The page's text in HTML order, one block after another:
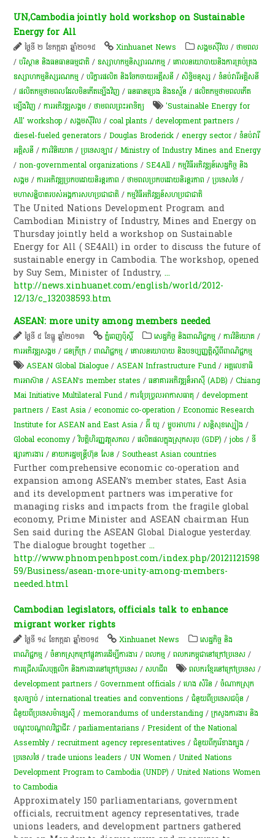
UN,Cambodia jointly hold workshop on Sustainable
Energy for All
ថ្ងៃទី ២ ខែកក្កដា ឆ្នាំ២០១៥ Xinhuanet News សង្គមស៊ីវិល /ថាមពល
/បរិស្ថាន និងធនធានធម្មជាតិ /ឧស្សាហកម្មនិស្សារណកម្ម /គោលនយោបាយនិងការគ្រប់គ្រង
ឧស្សាហកម្មនិស្សរណកម្ម /បរិក្ខារផលិត និងចែកចាយអគ្គីសនី /សិទ្ធិមនុស្ស /ទំនប់​វា​រី​អគ្គិសនី​
/ផលិតកម្មថាមពលដែលមិនកើតឡើងវិញ /ធនធានប្រេង និងឧស្ម័ន /ផលិតកម្មថាមពលកើត
ឡើងវិញ /ការ​អភិវឌ្ឍ​សង្គម /​ថាមពល​ព្រះអាទិត្យ​
'Sustainable Energy for
All' workshop /សង្គមស៊ីវិល /coal plants /development partners /
diesel-fueled generators /Douglas Broderick / energy sector/ទំនប់​វា​រី​
អគ្គិសនី​ /ការវិនិយោគ /ប្រទេសឡាវ /Ministry of Industry Mines and Energy
/non-governmental organizations /SE4All /កម្មវិធី​អភិវឌ្ឍន៍​សេដ្ឋកិច្ច​ និង​
សង្គម​ /ការ​អភិវឌ្ឍ​ប្រកប​ដោយ​និរន្តរភាព​ /ថាមពលប្រកបដោយនិរន្តរភាព /ប្រទេសថៃ /
មហាសន្និបាតរបស់អង្គការសហប្រជាជាតិ /កម្មវិធីអភិវឌ្ឍន៍សហប្រជាជាតិ
The United Nations Development Program and
Cambodian Ministry of Industry, Mines and Energy on
Thursday jointly held a workshop on Sustainable
Energy for All ( SE4All) in order to discuss the future of
sustainable energy in Cambodia. The workshop, opened
by Suy Sem, Minister of Industry,...
http://news.xinhuanet.com/english/world/2012-
12/13/c_132038593.htm
ASEAN: more unity among members needed
ថ្ងៃទី ៥ ខែធ្នូ ឆ្នាំ២០១៣ ភ្នំពេញប៉ុស្តិ៍ សេដ្ឋកិច្ច និងពាណិជ្ជកម្ម /ការវិនិយោគ /
ការ​អភិវឌ្ឍ​សង្គម /ជនក្រីក្រ /ពាណិជ្ជកម្ម /គោលនយោបាយ និងបទប្បញ្ញត្តិស្តីពីពាណិជ្ជកម្ម
ASEAN Global Dialogue /ASEAN Infrastructure Fund /អគ្គលេខាធិ
ការអាស៊ាន /ASEAN’s member states /ធនាគារអភិវឌ្ឍន៏អាស៊ី (ADB) /Chiang
Mai Initiative Multilateral Fund /ការប្រែប្រួលអាកាសធាតុ /development
partners /East Asia / economic co-operation /Economic Research
Institute for ASEAN and East Asia /អ៊ី យូ /ម្ហូបអាហារ /សន្តិសុខ​ស្បៀង /
Global economy /វិបត្តិហិរញ្ញវត្ថុសកល /ផលិតផលក្នុងស្រុកសរុប (GDP) /jobs /ទី
ផ្សារ​ការងារ /នាយករដ្ឋមន្ត្រីហ៊ុន សែន /Southeast Asian countries
Further comprehensive economic co-operation and
expansion among ASEAN’s member states, East Asia
and its development partners was imperative for
managing risks and impacts from the fragile global
economy, Prime Minister and ASEAN chairman Hun
Sen said during the ASEAN Global Dialogue yesterday.
The dialogue brought together...
http://www.phnompenhpost.com/index.php/20121121598
59/Business/asean-more-unity-among-members-
needed.html
Cambodian legislators, officials talk to enhance
migrant worker rights
ថ្ងៃទី ១៤ ខែកក្កដា ឆ្នាំ២០១៥ Xinhuanet News
សេដ្ឋកិច្ច និង
ពាណិជ្ជកម្ម /ចំនាកស្រុកក្រៅផ្លូវការដើម្បីការងារ /ពល​កម្ម /ពលករកម្ពុជានៅក្រៅប្រទេស /
ការជ្រើសរើសបុគ្គលិក និងការងារនៅក្រៅប្រទេស /សហជីព ពលករខ្មែរ​នៅ​ក្រៅ​ប្រទេស /
development partners /Government officials /ហេង សំរិន /ចំណាកស្រុក
ខុសច្បាប់ /international treaties and conventions /ជំនួយពីប្រទេសជប៉ុន /
ជំនួយពីប្រទេសម៉ាឡេស៊ី​​/memorandums of understanding /ក្រសួងការងារ និង
បណ្តុះបណ្តាលវិជ្ជាជីវៈ /parliamentarians /President of the National
Assembly /recruitment agency representatives /ជំនួយពីកូរ៉េខាងត្បូង /
ប្រទេសថៃ /trade unions leaders /UN Women /United Nations
Development Program to Cambodia (UNDP) /United Nations Women
to Cambodia
Approximately 150 parliamentarians, government
officials, recruitment agency representatives, trade
unions leaders, and development partners gathered